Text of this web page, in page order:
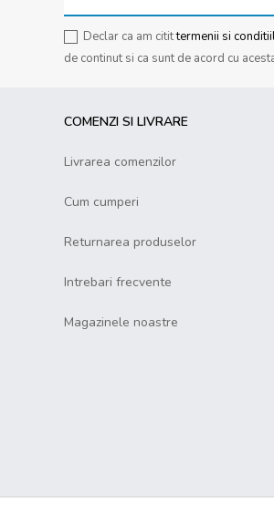
Declar ca am citittermenii si
de continut si ca sunt de acord cu
COMENZI SI LIVRARE
Livrarea comenzilor
Cum cumperi
Returnarea produselor
Intrebari frecvente
Magazinele noastre